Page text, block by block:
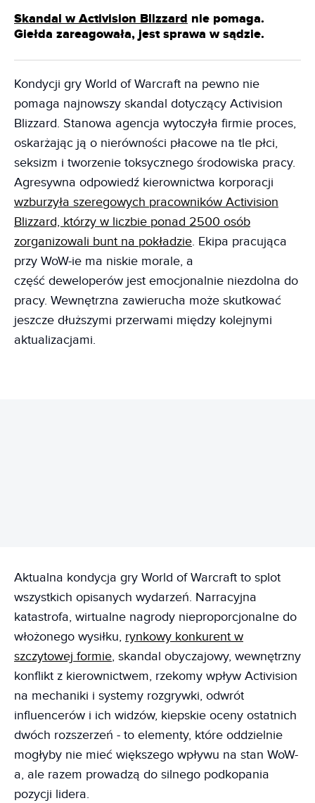
Skandal w Activision Blizzard nie pomaga.
Giełda zareagowała, jest sprawa w sądzie.
Kondycji gry World of Warcraft na pewno nie
pomaga najnowszy skandal dotyczący Activision
Blizzard. Stanowa agencja wytoczyła firmie proces,
oskarżając ją o nierówności płacowe na tle płci,
seksizm i tworzenie toksycznego środowiska pracy.
Agresywna odpowiedź kierownictwa korporacji
wzburzyła szeregowych pracowników Activision
Blizzard, którzy w liczbie ponad 2500 osób
zorganizowali bunt na pokładzie. Ekipa pracująca
przy WoW-ie ma niskie morale, a
część deweloperów jest emocjonalnie niezdolna do
pracy. Wewnętrzna zawierucha może skutkować
jeszcze dłuższymi przerwami między kolejnymi
aktualizacjami.
Aktualna kondycja gry World of Warcraft to splot
wszystkich opisanych wydarzeń. Narracyjna
katastrofa, wirtualne nagrody nieproporcjonalne do
włożonego wysiłku, rynkowy konkurent w
szczytowej formie, skandal obyczajowy, wewnętrzny
konflikt z kierownictwem, rzekomy wpływ Activision
na mechaniki i systemy rozgrywki, odwrót
influencerów i ich widzów, kiepskie oceny ostatnich
dwóch rozszerzeń - to elementy, które oddzielnie
mogłyby nie mieć większego wpływu na stan WoW-
a, ale razem prowadzą do silnego podkopania
pozycji lidera.